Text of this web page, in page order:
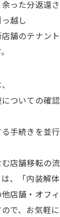
った分返還さ
越し
舗のテナン
ついての確
手続きを並行
店舗移転の
、「内装解
店舗・オフ
で、お気軽